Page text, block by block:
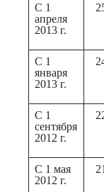
С 1
апреля
2013 г.
С 1
января
2013 г.
С 1
сентября
2012 г.
С 1 мая
2012 г.